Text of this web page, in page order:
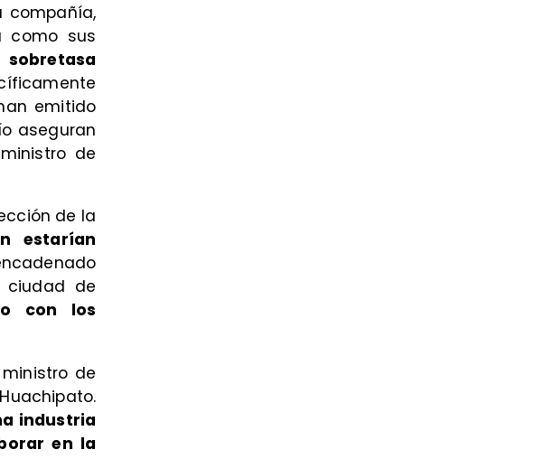
compañía,
como sus
emitido
aseguran
de
de la
estarían
de
con los
de
industria
en la